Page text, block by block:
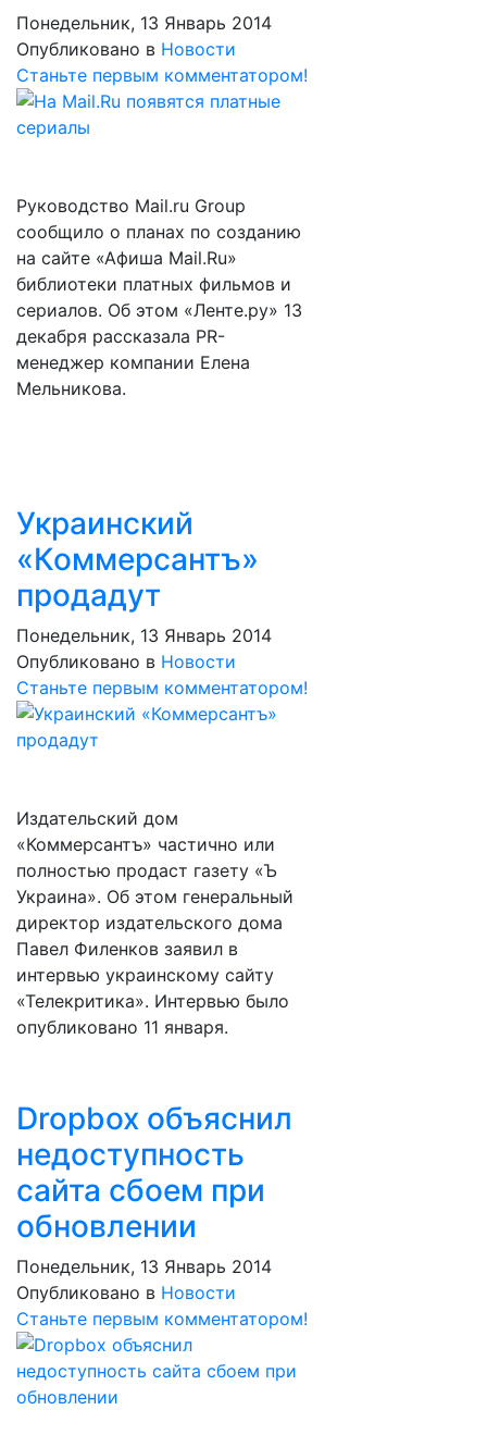
Понедельник, 13 Январь 2014
Опубликовано в Новости
Станьте первым комментатором!
Руководство Mail.ru Group
сообщило о планах по созданию
на сайте «Афиша Mail.Ru»
библиотеки платных фильмов и
сериалов. Об этом «Ленте.ру» 13
декабря рассказала PR-
менеджер компании Елена
Мельникова.
Украинский
«Коммерсантъ»
продадут
Понедельник, 13 Январь 2014
Опубликовано в Новости
Станьте первым комментатором!
Издательский дом
«Коммерсантъ» частично или
полностью продаст газету «Ъ
Украина». Об этом генеральный
директор издательского дома
Павел Филенков заявил в
интервью украинскому сайту
«Телекритика». Интервью было
опубликовано 11 января.
Dropbox объяснил
недоступность
сайта сбоем при
обновлении
Понедельник, 13 Январь 2014
Опубликовано в Новости
Станьте первым комментатором!